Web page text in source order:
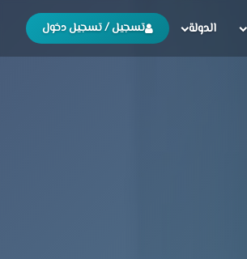
الدولة تسجيل / تسجيل دخول